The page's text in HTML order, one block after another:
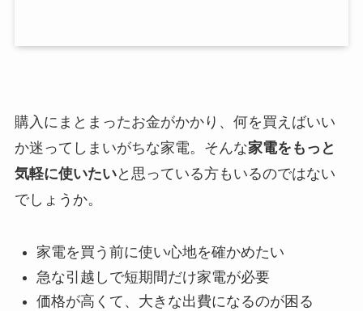
購入にまとまったお金がかかり、何を買えばいい
か迷ってしまいがちな家電。そんな家電をもっと
気軽に使いたいと思っている方もいるのではない
でしょうか。
家電を買う前に使い心地を確かめたい
急な引越しで短期間だけ家電が必要
価格が高くて、大きな出費になるのが困る